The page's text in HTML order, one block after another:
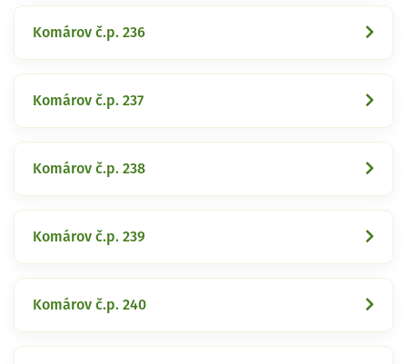
Komárov č.p. 236
Komárov č.p. 237
Komárov č.p. 238
Komárov č.p. 239
Komárov č.p. 240